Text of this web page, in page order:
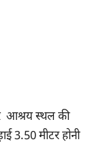
आश्रय स्थल की
3.50 मीटर होनी